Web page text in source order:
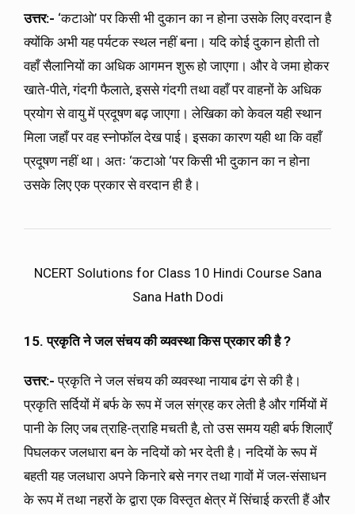
उत्तर:- ‘कटाओ’ पर किसी भी दुकान का न होना उसके लिए वरदान है
क्योंकि अभी यह पर्यटक स्थल नहीं बना। यदि कोई दुकान होती तो
वहाँ सैलानियों का अधिक आगमन शुरू हो जाएगा। और वे जमा होकर
खाते-पीते, गंदगी फैलाते, इससे गंदगी तथा वहाँ पर वाहनों के अधिक
प्रयोग से वायु में प्रदूषण बढ़ जाएगा। लेखिका को केवल यही स्थान
मिला जहाँ पर वह स्नोफॉल देख पाई। इसका कारण यही था कि वहाँ
प्रदूषण नहीं था। अतः ‘कटाओ ‘पर किसी भी दुकान का न होना
उसके लिए एक प्रकार से वरदान ही है।
NCERT Solutions for Class 10 Hindi Course Sana
Sana Hath Dodi
15. प्रकृति ने जल संचय की व्यवस्था किस प्रकार की है?
उत्तर:-प्रकृति ने जल संचय की व्यवस्था नायाब ढंग से की है।
प्रकृति सर्दियों में बर्फ के रूप में जल संग्रह कर लेती है और गर्मियों में
पानी के लिए जब त्राहि-त्राहि मचती है, तो उस समय यही बर्फ शिलाएँ
पिघलकर जलधारा बन के नदियों को भर देती है। नदियों के रूप में
बहती यह जलधारा अपने किनारे बसे नगर तथा गावों में जल-संसाधन
के रूप में तथा नहरों के द्वारा एक विस्तृत क्षेत्र में सिंचाई करती हैं और